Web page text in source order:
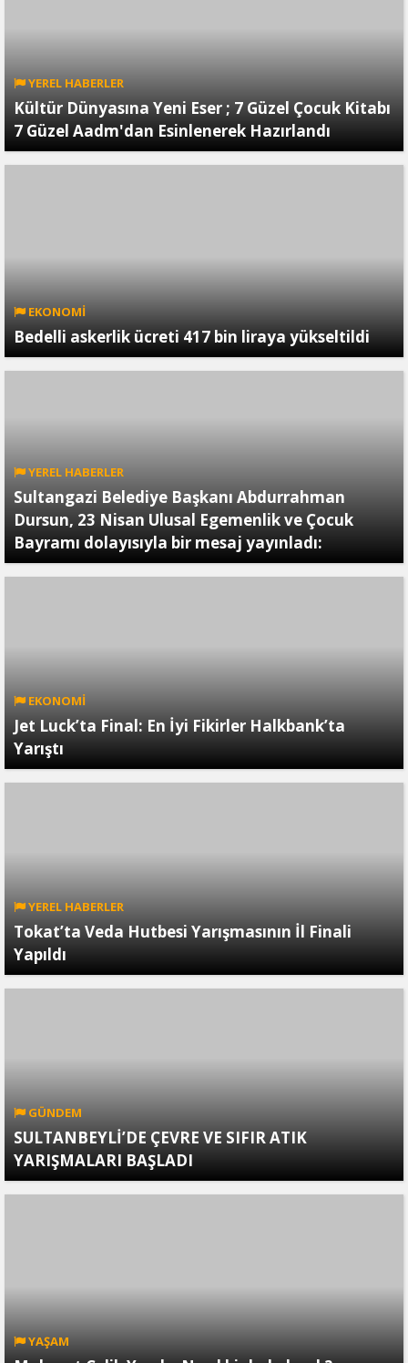
YEREL HABERLER
Kültür Dünyasına Yeni Eser ; 7 Güzel Çocuk Kitabı
7 Güzel Aadm'dan Esinlenerek Hazırlandı
EKONOMİ
Bedelli askerlik ücreti 417 bin liraya yükseltildi
YEREL HABERLER
Sultangazi Belediye Başkanı Abdurrahman
Dursun, 23 Nisan Ulusal Egemenlik ve Çocuk
Bayramı dolayısıyla bir mesaj yayınladı:
EKONOMİ
Jet Luck’ta Final: En İyi Fikirler Halkbank’ta
Yarıştı
YEREL HABERLER
Tokat’ta Veda Hutbesi Yarışmasının İl Finali
Yapıldı
GÜNDEM
SULTANBEYLİ’DE ÇEVRE VE SIFIR ATIK
YARIŞMALARI BAŞLADI
YAŞAM